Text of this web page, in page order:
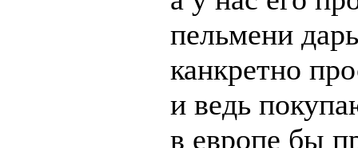
пельмени
канкретно
и ведь
в европе бы